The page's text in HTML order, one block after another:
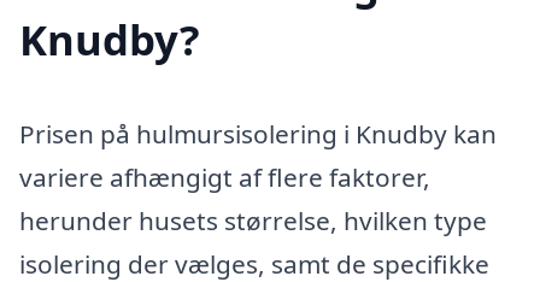
Knudby?
Prisen på hulmursisolering i Knudby kan
variere afhængigt af flere faktorer,
herunder husets størrelse, hvilken type
isolering der vælges, samt de specifikke